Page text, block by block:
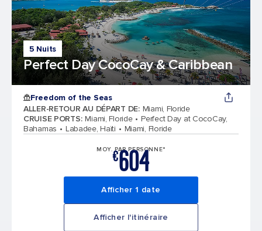
5 Nuits
Perfect Day CocoCay & Caribbean
Freedom of the Seas
ALLER-RETOUR AU DÉPART DE: Miami, Floride
CRUISE PORTS: Miami, Floride
Perfect Day at CocoCay,
Bahamas
Labadee, Haïti Miami, Floride
MOY. PAR PERSONNE*
€604
Afficher 1 date
Afficher l'itinéraire